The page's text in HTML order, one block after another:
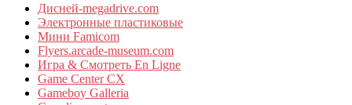
Дисней-megadrive.com
Электронные пластиковые
Мини Famicom
Flyers.arcade-museum.com
Игра & Смотреть En Ligne
Game Center CX
Gameboy Galleria